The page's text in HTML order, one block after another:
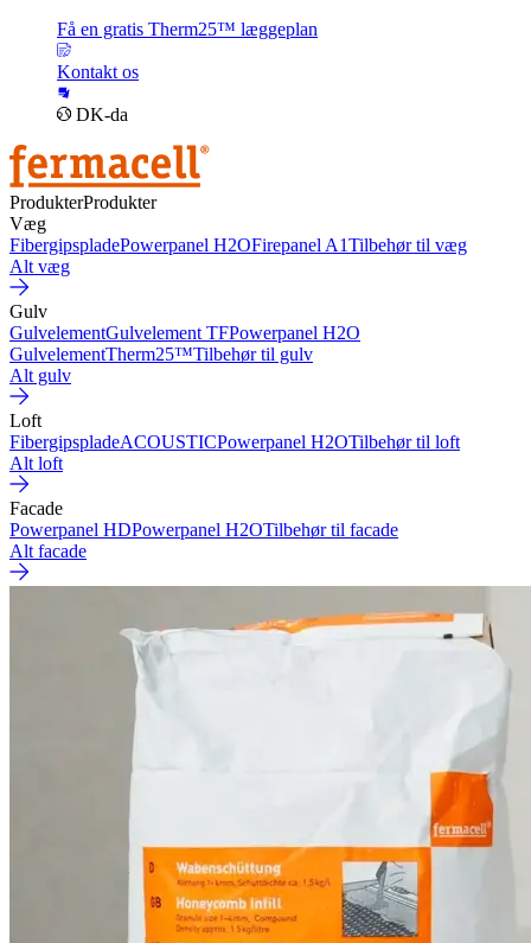
Få en gratis Therm25™ læggeplan
Kontakt os
DK-da
ProdukterProdukter
Væg
FibergipspladePowerpanel H2OFirepanel A1Tilbehør til væg
Alt væg
Gulv
GulvelementGulvelement TFPowerpanel H2O
GulvelementTherm25™Tilbehør til gulv
Alt gulv
Loft
FibergipspladeACOUSTICPowerpanel H2OTilbehør til loft
Alt loft
Facade
Powerpanel HDPowerpanel H2OTilbehør til facade
Alt facade